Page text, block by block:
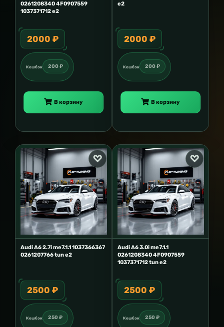
0261208340 4F0907559
1037371712 e2
2000 ₽
Кешбэк 200 ₽
В корзину
e2
2000 ₽
Кешбэк 200 ₽
В корзину
Audi A6 2.7i me7.1.1 1037366367
0261207766 tun e2
2500 ₽
Кешбэк 250 ₽
Audi A6 3.0i me7.1.1
0261208340 4F0907559
1037371712 tun e2
2500 ₽
Кешбэк 250 ₽